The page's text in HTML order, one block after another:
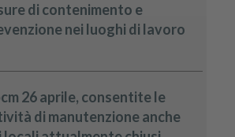
di contenimento e
nei luoghi di lavoro
26 aprile, consentite le
di manutenzione anche